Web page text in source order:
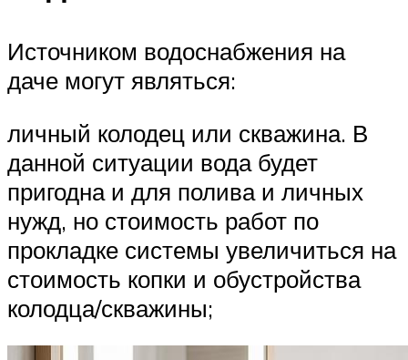
Источником водоснабжения на
даче могут являться:
личный колодец или скважина. В
данной ситуации вода будет
пригодна и для полива и личных
нужд, но стоимость работ по
прокладке системы увеличиться на
стоимость копки и обустройства
колодца/скважины;